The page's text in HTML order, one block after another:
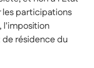
les participations
l'imposition
résidence du